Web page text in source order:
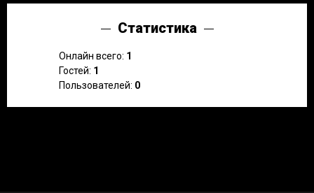
Статистика
Онлайн всего: 1
Гостей: 1
Пользователей: 0